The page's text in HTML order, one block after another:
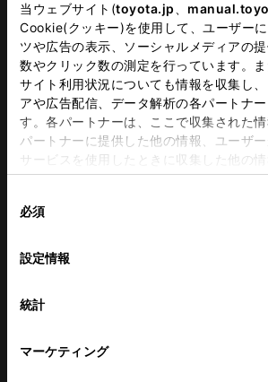
当ウェブサイト(toyota.jp
Cookie(クッキー)を使用して、ユーザー
ツや広告の表示、ソーシャルメディアの
数やクリック数の測定を行っています。
サイト利用状況についても情報を収集し
アや広告配信、データ解析の各パートナ
す。各パートナーは、ここで収集された
パートナーに提供した他の情報、ユーザ
サービスを使用したときに収集した他の
使用することがあります。当ウェブサイ
デバイスにすべてのCookie(クッキー)が保
意したことになります。Cookie(クッキ
設定の変更、同意を撤回したりするにあ
「Cookie（クッキー）情報の取り扱いに
必須
設定情報
統計
マーケティング
この販売
営業日カレンダー